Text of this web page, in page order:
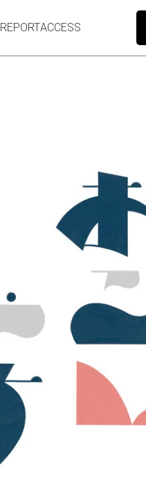
ACCESS